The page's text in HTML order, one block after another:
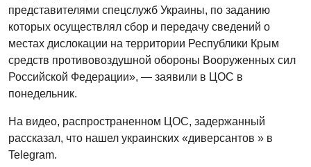
представителями спецслужб Украины, по заданию
которых осуществлял сбор и передачу сведений о
местах дислокации на территории Республики Крым
средств противовоздушной обороны Вооруженных сил
Российской Федерации», — заявили в ЦОС в
понедельник.
На видео, распространенном ЦОС, задержанный
рассказал, что нашел украинских «диверсантов » в
Telegram.